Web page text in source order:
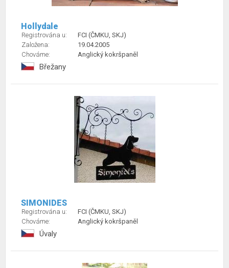
Hollydale
Registrována u:
FCI (ČMKU, SKJ)
Založena:
19.04.2005
Chováme:
Anglický kokršpaněl
Břežany
SIMONIDES
Registrována u:
FCI (ČMKU, SKJ)
Chováme:
Anglický kokršpaněl
Úvaly